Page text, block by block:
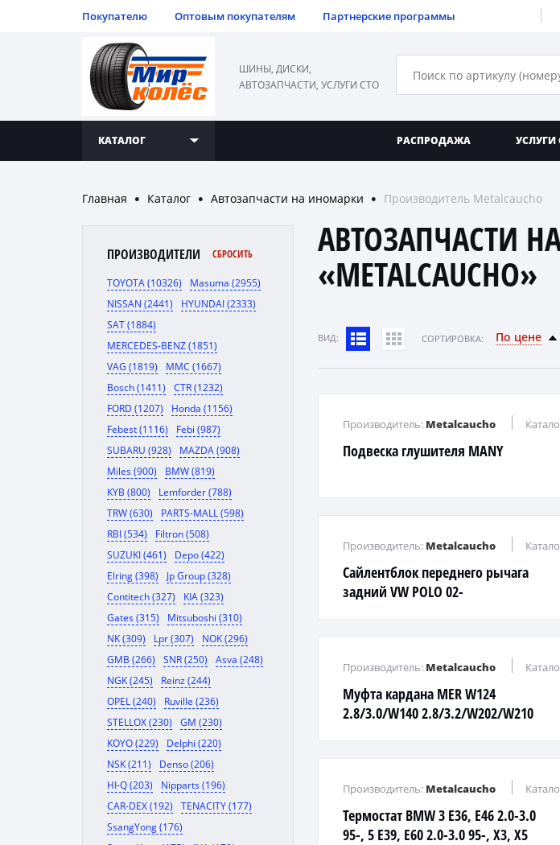
Покупателю Оптовым покупателям Партнерские программы
ШИНЫ, ДИСКИ,
АВТОЗАПЧАСТИ, УСЛУГИ СТО
КАТАЛОГ РАСПРОДАЖА УСЛУГИ
Главная ● Каталог ● Автозапчасти на иномарки ● Производитель Metalcaucho
ПРОИЗВОДИТЕЛИ СБРОСИТЬ
TOYOTA (10326)
Masuma (2955)
NISSAN (2441)
HYUNDAI (2333)
SAT (1884)
MERCEDES-BENZ (1851)
VAG (1819)
MMC (1667)
Bosch (1411)
CTR (1232)
FORD (1207)
Honda (1156)
Febest (1116)
Febi (987)
SUBARU (928)
MAZDA (908)
Miles (900)
BMW (819)
KYB (800)
Lemforder (788)
TRW (630)
PARTS-MALL (598)
RBI (534)
Filtron (508)
SUZUKI (461)
Depo (422)
Elring (398)
Jp Group (328)
Contitech (327)
KIA (323)
Gates (315)
Mitsuboshi (310)
NK (309)
Lpr (307)
NOK (296)
GMB (266)
SNR (250)
Asva (248)
NGK (245)
Reinz (244)
OPEL (240)
Ruville (236)
STELLOX (230)
GM (230)
KOYO (229)
Delphi (220)
NSK (211)
Denso (206)
HI-Q (203)
Nipparts (196)
CAR-DEX (192)
TENACITY (177)
SsangYong (176)
АВТОЗАПЧАСТИ
«METALCAUCHO»
ВИД: CОРТИРОВКА: По цене
Подвеска глушителя MANY
Производитель: Metalcaucho
Сайлентблок переднего рычага
задний VW POLO 02-
Производитель: Metalcaucho
Муфта кардана MER W124
2.8/3.0/W140 2.8/3.2/W202/W210
Производитель: Metalcaucho
Термостат BMW 3 E36, E46 2.0-3.0
95-, 5 E39, E60 2.0-3.0 95-, X3, X5
Производитель: Metalcaucho